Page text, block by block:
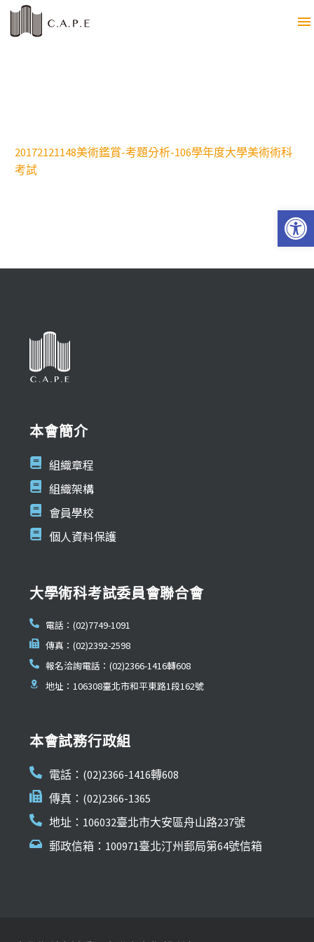
20172121148美術鑑賞-考題分析-106學年度大學美術術科
考試
本會簡介
組織章程
組織架構
會員學校
個人資料保護
大學術科考試委員會聯合會
電話：(02)7749-1091
傳真：(02)2392-2598
報名洽詢電話：(02)2366-1416轉608
地址：106308臺北市和平東路1段162號
本會試務行政組
電話：(02)2366-1416轉608
傳真：(02)2366-1365
地址：106032臺北市大安區舟山路237號
郵政信箱：100971臺北汀州郵局第64號信箱